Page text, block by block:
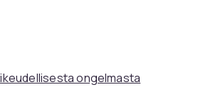
ongelmasta